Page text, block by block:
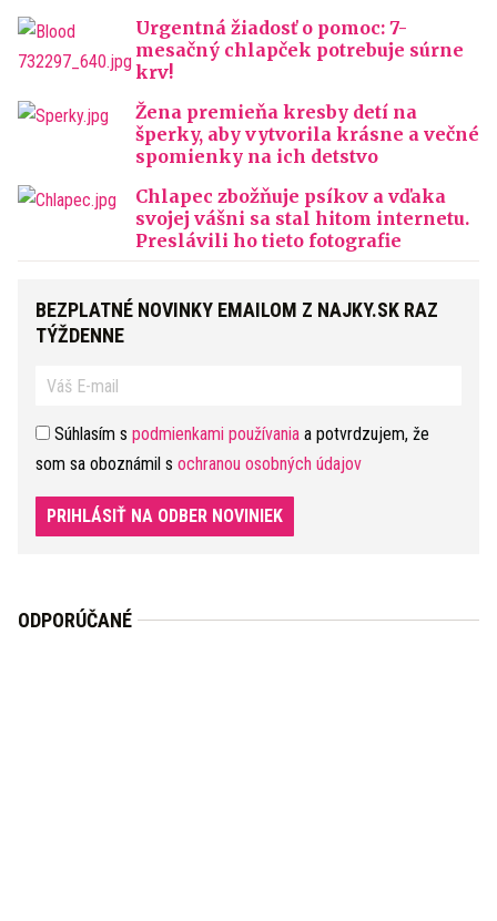
Urgentná žiadosť o pomoc: 7-
mesačný chlapček potrebuje súrne
krv!
Žena premieňa kresby detí na
šperky, aby vytvorila krásne a večné
spomienky na ich detstvo
Chlapec zbožňuje psíkov a vďaka
svojej vášni sa stal hitom internetu.
Preslávili ho tieto fotografie
BEZPLATNÉ NOVINKY EMAILOM Z NAJKY.SK RAZ
TÝŽDENNE
Súhlasím s podmienkami používania a potvrdzujem, že
som sa oboznámil s ochranou osobných údajov
PRIHLÁSIŤ NA ODBER NOVINIEK
ODPORÚČANÉ